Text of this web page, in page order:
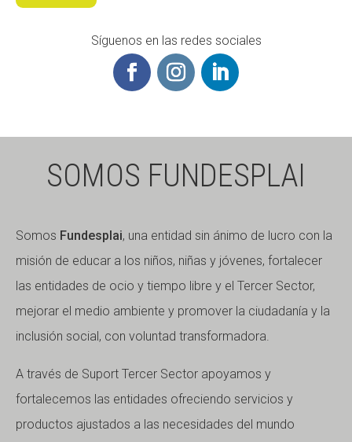
Síguenos en las redes sociales
SOMOS FUNDESPLAI
Somos Fundesplai, una entidad sin ánimo de lucro con la
misión de educar a los niños, niñas y jóvenes, fortalecer
las entidades de ocio y tiempo libre y el Tercer Sector,
mejorar el medio ambiente y promover la ciudadanía y la
inclusión social, con voluntad transformadora.
A través de Suport Tercer Sector apoyamos y
fortalecemos las entidades ofreciendo servicios y
productos ajustados a las necesidades del mundo